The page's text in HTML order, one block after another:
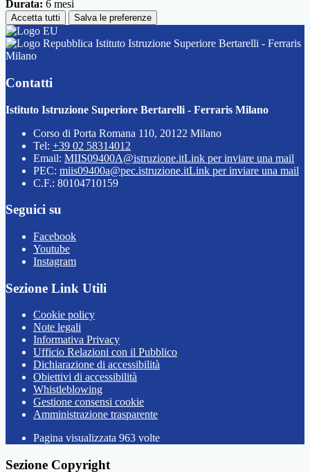
Durata: 6 mesi
Accetta tutti Salva le preferenze
Istituto Istruzione Superiore Bertarelli - Ferraris
Milano
Contatti
Istituto Istruzione Superiore Bertarelli - Ferraris Milano
Corso di Porta Romana 110, 20122 Milano
Tel: +39 02 58314012
Email: MIIS09400A@istruzione.itLink per inviare una mail
PEC: miis09400a@pec.istruzione.itLink per inviare una mail
C.F.: 80104710159
Seguici su
Facebook
Youtube
Instagram
Sezione Link Utili
Cookie policy
Note legali
Informativa Privacy
Ufficio Relazioni con il Pubblico
Dichiarazione di accessibilità
Obiettivi di accessibilità
Whistleblowing
Gestione consensi cookie
Amministrazione trasparente
Pagina visualizzata 963 volte
Sezione Copyright